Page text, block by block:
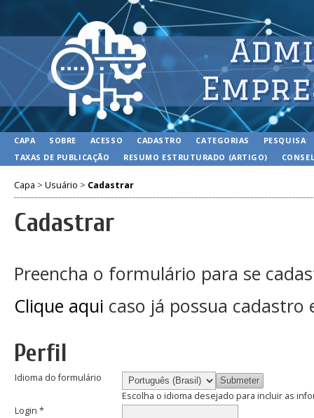
CAPA SOBRE ACESSO CADASTRO CATEGORIAS
PESQUISA
TAXAS DE PUBLICAÇÃO
RESUMO ESTRUTURADO (ARTIGO)
Capa > Usuário > Cadastrar
Cadastrar
Preencha o formulário para se
Clique aqui caso já possua
Perfil
Idioma do formulário
Escolha o idioma desejado para incluir as
Login *